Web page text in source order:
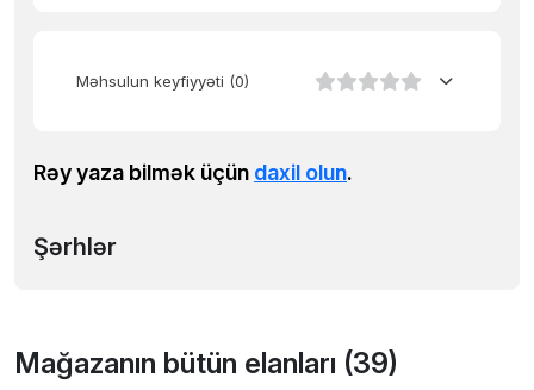
Məhsulun keyfiyyəti (0)
Rəy yaza bilmək üçün daxil olun.
Şərhlər
Mağazanın bütün elanları (39)